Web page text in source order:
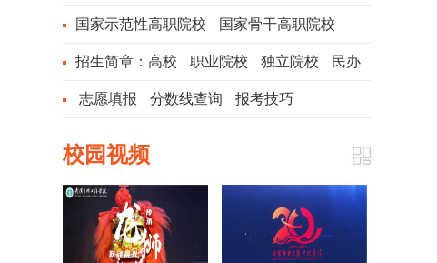
国家示范性高职院校 国家骨干高职院校
招生简章： 高校 职业院校 独立院校 民办
院校志愿填报 分数线查询 报考技巧
校园视频